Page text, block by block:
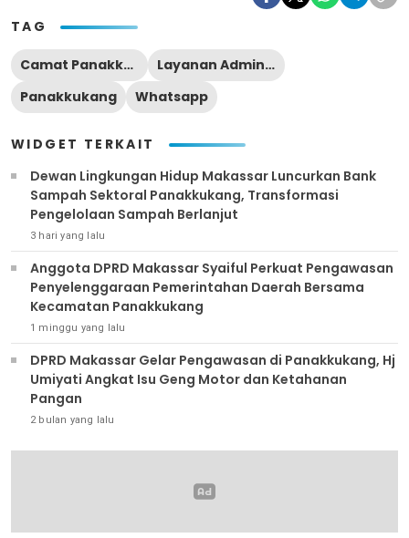
TAG
Camat Panakkukang
Layanan Administrasi
Panakkukang
Whatsapp
WIDGET TERKAIT
Dewan Lingkungan Hidup Makassar Luncurkan Bank
Sampah Sektoral Panakkukang, Transformasi
Pengelolaan Sampah Berlanjut
3 hari yang lalu
Anggota DPRD Makassar Syaiful Perkuat Pengawasan
Penyelenggaraan Pemerintahan Daerah Bersama
Kecamatan Panakkukang
1 minggu yang lalu
DPRD Makassar Gelar Pengawasan di Panakkukang, Hj
Umiyati Angkat Isu Geng Motor dan Ketahanan
Pangan
2 bulan yang lalu